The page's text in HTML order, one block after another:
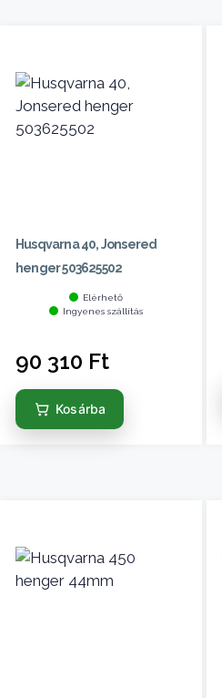
Husqvarna 40, Jonsered
henger 503625502
Elérhető
Ingyenes szállítás
90 310 Ft
Kosárba